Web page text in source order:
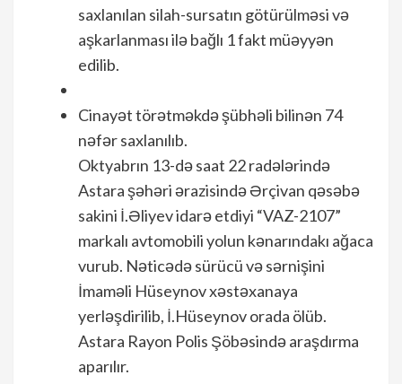
saxlanılan silah-sursatın götürülməsi və
aşkarlanması ilə bağlı 1 fakt müəyyən
edilib.
Cinayət törətməkdə şübhəli bilinən 74
nəfər saxlanılıb.
Oktyabrın 13-də saat 22 radələrində
Astara şəhəri ərazisində Ərçivan qəsəbə
sakini İ.Əliyev idarə etdiyi “VAZ-2107”
markalı avtomobili yolun kənarındakı ağaca
vurub. Nəticədə sürücü və sərnişini
İmaməli Hüseynov xəstəxanaya
yerləşdirilib, İ.Hüseynov orada ölüb.
Astara Rayon Polis Şöbəsində araşdırma
aparılır.